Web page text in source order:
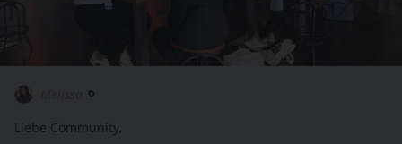
Liebe Community,